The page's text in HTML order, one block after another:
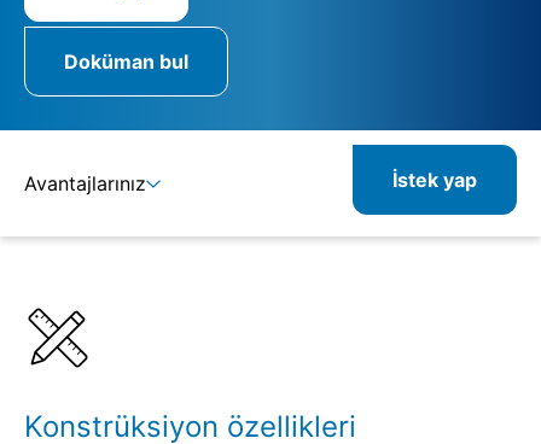
Doküman bul
Avantajlarınız İstek yap
Konstrüksiyon özellikleri